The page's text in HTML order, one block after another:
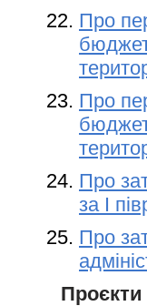
Про
Про
Про
за І
Про